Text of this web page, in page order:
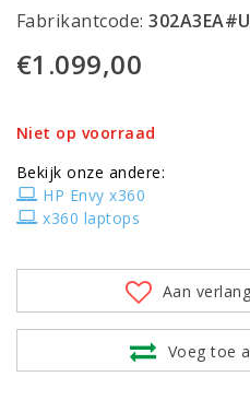
Fabrikantcode:
€1.099,00
Niet op voorraad
Bekijk onze andere:
HP Envy x360
x360 laptops
Aan
Voeg toe